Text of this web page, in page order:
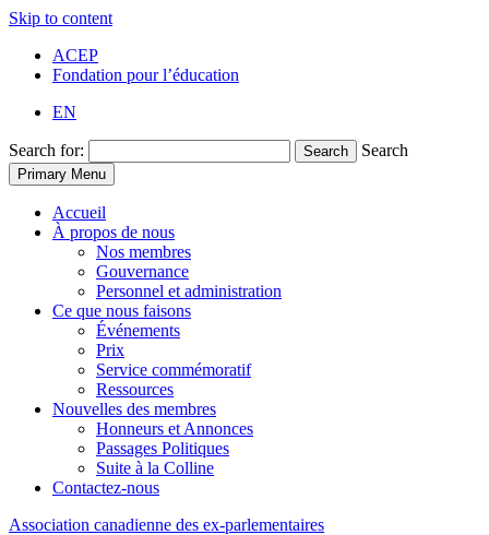
Skip to content
ACEP
Fondation pour l’éducation
EN
Search for: Search Search
Primary Menu
Accueil
À propos de nous
Nos membres
Gouvernance
Personnel et administration
Ce que nous faisons
Événements
Prix
Service commémoratif
Ressources
Nouvelles des membres
Honneurs et Annonces
Passages Politiques
Suite à la Colline
Contactez-nous
Association canadienne des ex-parlementaires